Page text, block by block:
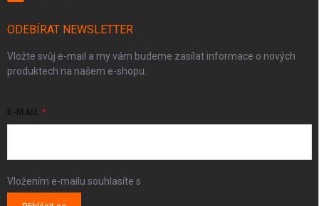
ODEBÍRAT NEWSLETTER
Vložte svůj e-mail a my vám budeme zasílat informace o nových
produktech na našem e-shopu.
E-MAIL
Vložením e-mailu souhlasíte s